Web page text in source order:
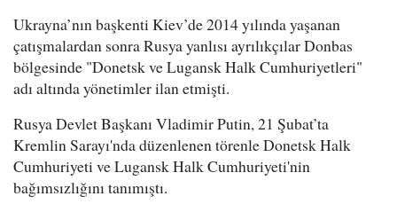
Ukrayna’nın başkenti Kiev’de 2014 yılında yaşanan
çatışmalardan sonra Rusya yanlısı ayrılıkçılar Donbas
bölgesinde "Donetsk ve Lugansk Halk Cumhuriyetleri"
adı altında yönetimler ilan etmişti.
Rusya Devlet Başkanı Vladimir Putin, 21 Şubat’ta
Kremlin Sarayı'nda düzenlenen törenle Donetsk Halk
Cumhuriyeti ve Lugansk Halk Cumhuriyeti'nin
bağımsızlığını tanımıştı.